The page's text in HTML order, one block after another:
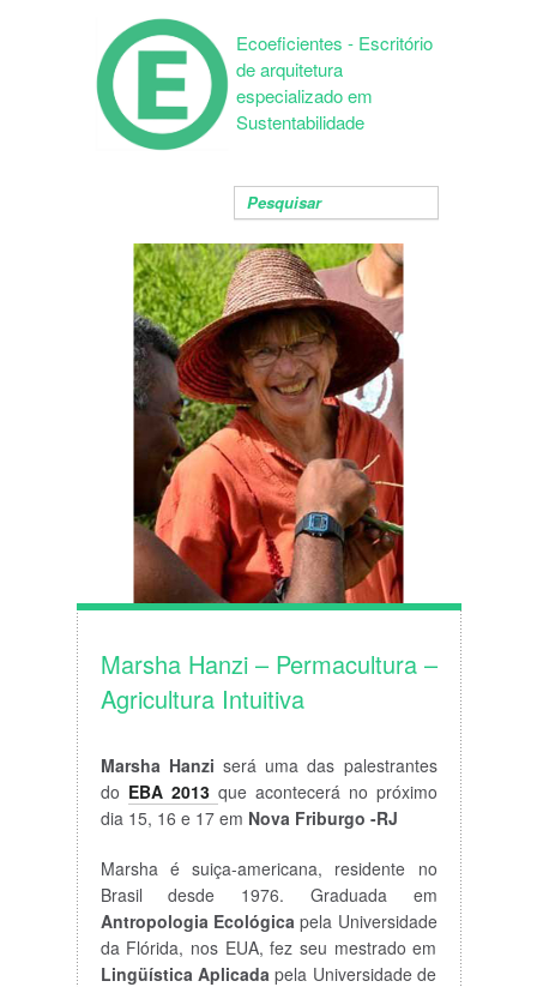
Ecoeficientes - Escritório
de arquitetura
especializado em
Sustentabilidade
Marsha Hanzi – Permacultura –
Agricultura Intuitiva
Marsha Hanzi será uma das palestrantes
do EBA 2013 que acontecerá no próximo
dia 15, 16 e 17 em Nova Friburgo -RJ
Marsha é suiça-americana, residente no
Brasil desde 1976. Graduada em
Antropologia Ecológicapela Universidade
da Flórida, nos EUA, fez seu mestrado em
Lingüística Aplicadapela Universidade de